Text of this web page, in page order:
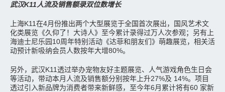
武汉K11人流及销售额录双位数增长
上海K11在4月份推出两个大型展览于全国首次展出，国风艺术文
化类展览《久仰了！大诗人》至今累计录得过万人次参观；另有上
海迪士尼乐园10周年特别活动《达菲和朋友们》萌趣展览，相关活
动预计新吸纳会员人数按年大增80%。
另外，武汉K11透过举办宠物友好主题展览、人气游戏角色生日会
等活动，带动本月人流及销售额分别按年上升27%及 14%。项目
透过引入新品牌为消费者带来新鲜感，至今年6月累计将有60 家新